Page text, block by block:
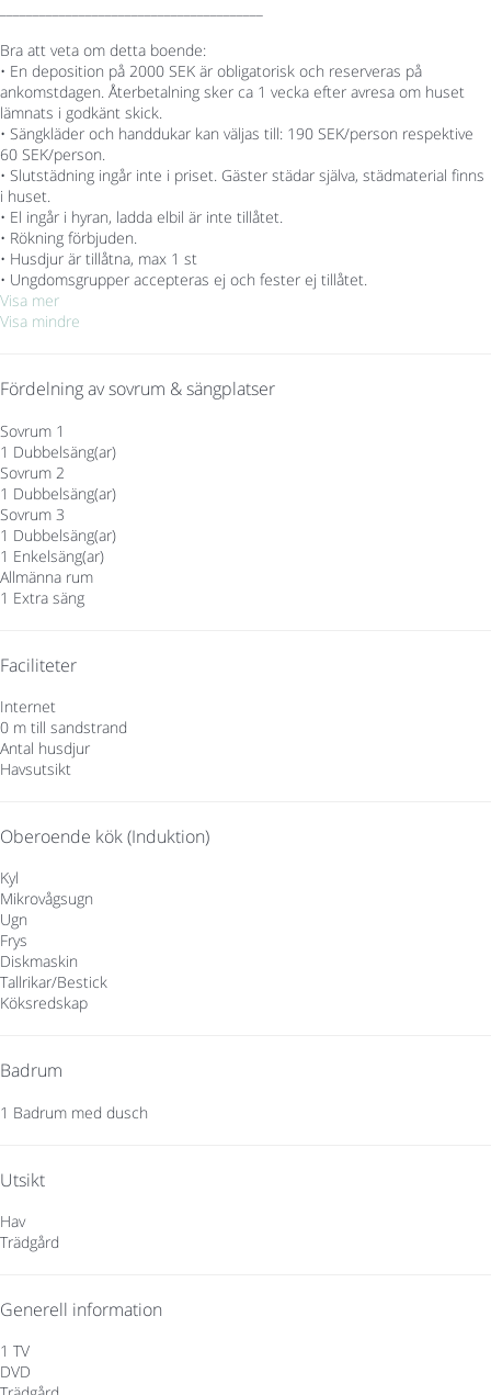
Bra att veta om detta boende:
• En deposition på 2000 SEK är obligatorisk och reserveras på
ankomstdagen. Återbetalning sker ca 1 vecka efter avresa om huset
lämnats i godkänt skick.
• Sängkläder och handdukar kan väljas till: 190 SEK/person respektive
60 SEK/person.
• Slutstädning ingår inte i priset. Gäster städar själva, städmaterial finns
i huset.
• El ingår i hyran, ladda elbil är inte tillåtet.
• Rökning förbjuden.
• Husdjur är tillåtna, max 1 st
• Ungdomsgrupper accepteras ej och fester ej tillåtet.
Visa mer
Visa mindre
Fördelning av sovrum & sängplatser
Sovrum 1
1 Dubbelsäng(ar)
Sovrum 2
1 Dubbelsäng(ar)
Sovrum 3
1 Dubbelsäng(ar)
1 Enkelsäng(ar)
Allmänna rum
1 Extra säng
Faciliteter
Internet
0 m till sandstrand
Antal husdjur
Havsutsikt
Oberoende kök (Induktion)
Kyl
Mikrovågsugn
Ugn
Frys
Diskmaskin
Tallrikar/Bestick
Köksredskap
Badrum
1 Badrum med dusch
Utsikt
Hav
Trädgård
Generell information
1 TV
DVD